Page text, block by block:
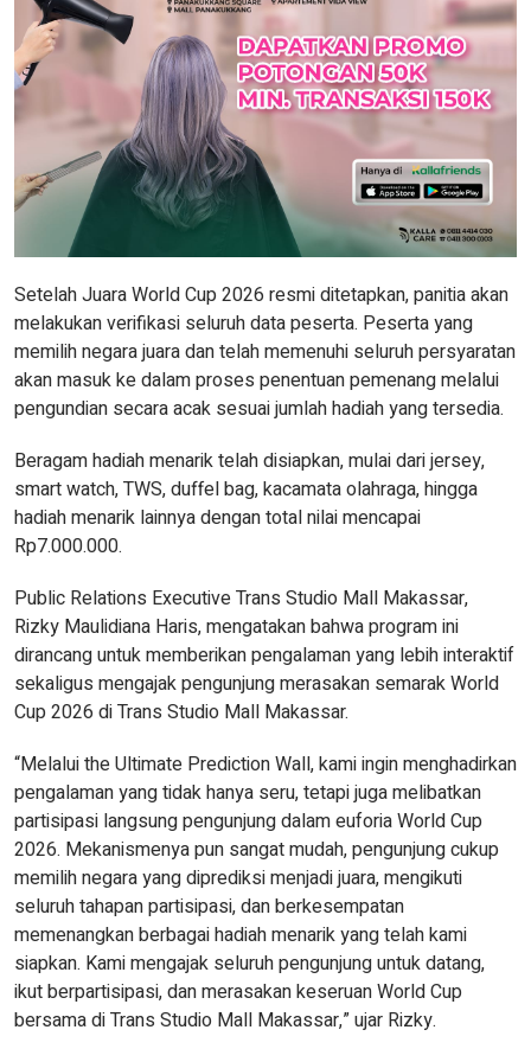
Setelah Juara World Cup 2026 resmi ditetapkan, panitia akan
melakukan verifikasi seluruh data peserta. Peserta yang
memilih negara juara dan telah memenuhi seluruh persyaratan
akan masuk ke dalam proses penentuan pemenang melalui
pengundian secara acak sesuai jumlah hadiah yang tersedia.
Beragam hadiah menarik telah disiapkan, mulai dari jersey,
smart watch, TWS, duffel bag, kacamata olahraga, hingga
hadiah menarik lainnya dengan total nilai mencapai
Rp7.000.000.
Public Relations Executive Trans Studio Mall Makassar,
Rizky Maulidiana Haris, mengatakan bahwa program ini
dirancang untuk memberikan pengalaman yang lebih interaktif
sekaligus mengajak pengunjung merasakan semarak World
Cup 2026 di Trans Studio Mall Makassar.
“Melalui the Ultimate Prediction Wall, kami ingin menghadirkan
pengalaman yang tidak hanya seru, tetapi juga melibatkan
partisipasi langsung pengunjung dalam euforia World Cup
2026. Mekanismenya pun sangat mudah, pengunjung cukup
memilih negara yang diprediksi menjadi juara, mengikuti
seluruh tahapan partisipasi, dan berkesempatan
memenangkan berbagai hadiah menarik yang telah kami
siapkan. Kami mengajak seluruh pengunjung untuk datang,
ikut berpartisipasi, dan merasakan keseruan World Cup
bersama di Trans Studio Mall Makassar,” ujar Rizky.